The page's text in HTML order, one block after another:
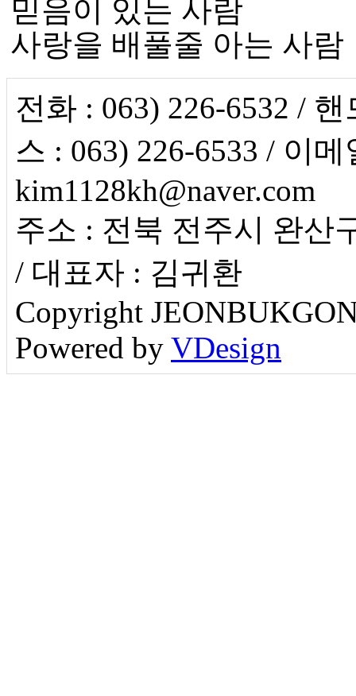
믿음이 있는 사람
사랑을 배풀줄 아는 사람
전화 : 063) 226-6532 /
스 : 063) 226-6533 / 이메
kim1128kh@naver.com
주소 : 전북 전주시 완산
/ 대표자 : 김귀환
Copyright
Powered by VDesign